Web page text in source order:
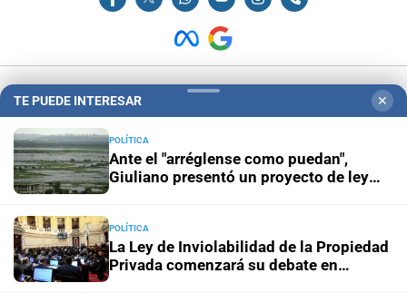
Hemeroteca Digital (1930-1979) Receptorías de avisos-
Administración y Publicidad-Elementos institucionales-
Opcionales con El Litoral
TE PUEDE INTERESAR ✕
POLÍTICA
Ante el "arréglense como puedan",
Giuliano presentó un proyecto de ley
POLÍTICA
La Ley de Inviolabilidad de la Propiedad
Privada comenzará su debate en